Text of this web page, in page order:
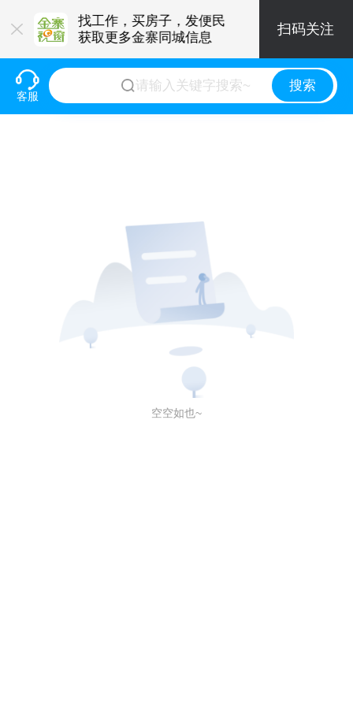
便民小程
找工作，买房子，发便民
获取更多金寨同城信息
扫码关注
客服
搜索
空空如也~